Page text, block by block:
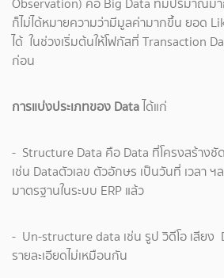
Observation) คือ Big Data ที่มีปริมาณม
ก็ไม่ได้หมายความว่ามีมูลค่ามากขึ้น ยอด
ได้ ในช่วงเริ่มต้นให้โฟกัสที่ Transaction
ก่อน
การแบ่งประเภทของ Data ได้แก่
- Structure Data คือ Data ที่โครงสร้างชั
เช่น Dataตัวเลข ตัวอักษร เป็นวันที่ เวลา ฯ
มาตรฐานในระบบ ERP แล้ว
- Un-structure data เช่น รูป วิดีโอ เสียง
รายละเอียดไม่เหมือนกัน